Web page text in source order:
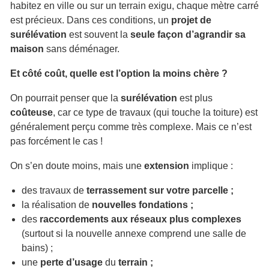
habitez en ville ou sur un terrain exigu, chaque mètre carré
est précieux. Dans ces conditions, un projet de
surélévation est souvent la seule façon d’agrandir sa
maison sans déménager.
Et côté coût, quelle est l’option la moins chère ?
On pourrait penser que la surélévation est plus
coûteuse, car ce type de travaux (qui touche la toiture) est
généralement perçu comme très complexe. Mais ce n’est
pas forcément le cas !
On s’en doute moins, mais une extension implique :
des travaux deterrassement sur votre parcelle ;
la réalisation de nouvelles fondations ;
des raccordements aux réseaux plus complexes
(surtout si la nouvelle annexe comprend une salle de
bains) ;
une perte d’usage duterrain ;